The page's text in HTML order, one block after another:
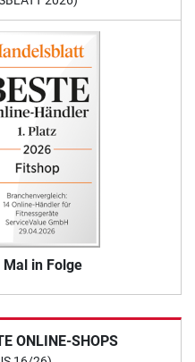
in Folge
ONLINE-SHOPS